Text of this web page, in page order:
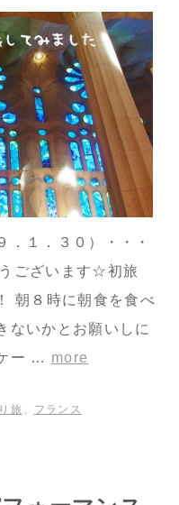
．１．３０）・・・
ございます☆初旅
朝８時に朝食を食べ
ないかとお願いしに
ー … more
旅 , フランス